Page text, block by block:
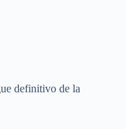
definitivo de la